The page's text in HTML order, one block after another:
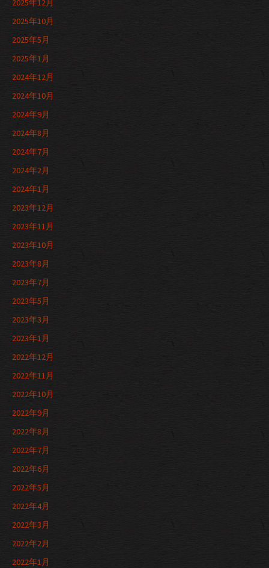
2025年12月
2025年10月
2025年5月
2025年1月
2024年12月
2024年10月
2024年9月
2024年8月
2024年7月
2024年2月
2024年1月
2023年12月
2023年11月
2023年10月
2023年8月
2023年7月
2023年5月
2023年3月
2023年1月
2022年12月
2022年11月
2022年10月
2022年9月
2022年8月
2022年7月
2022年6月
2022年5月
2022年4月
2022年3月
2022年2月
2022年1月